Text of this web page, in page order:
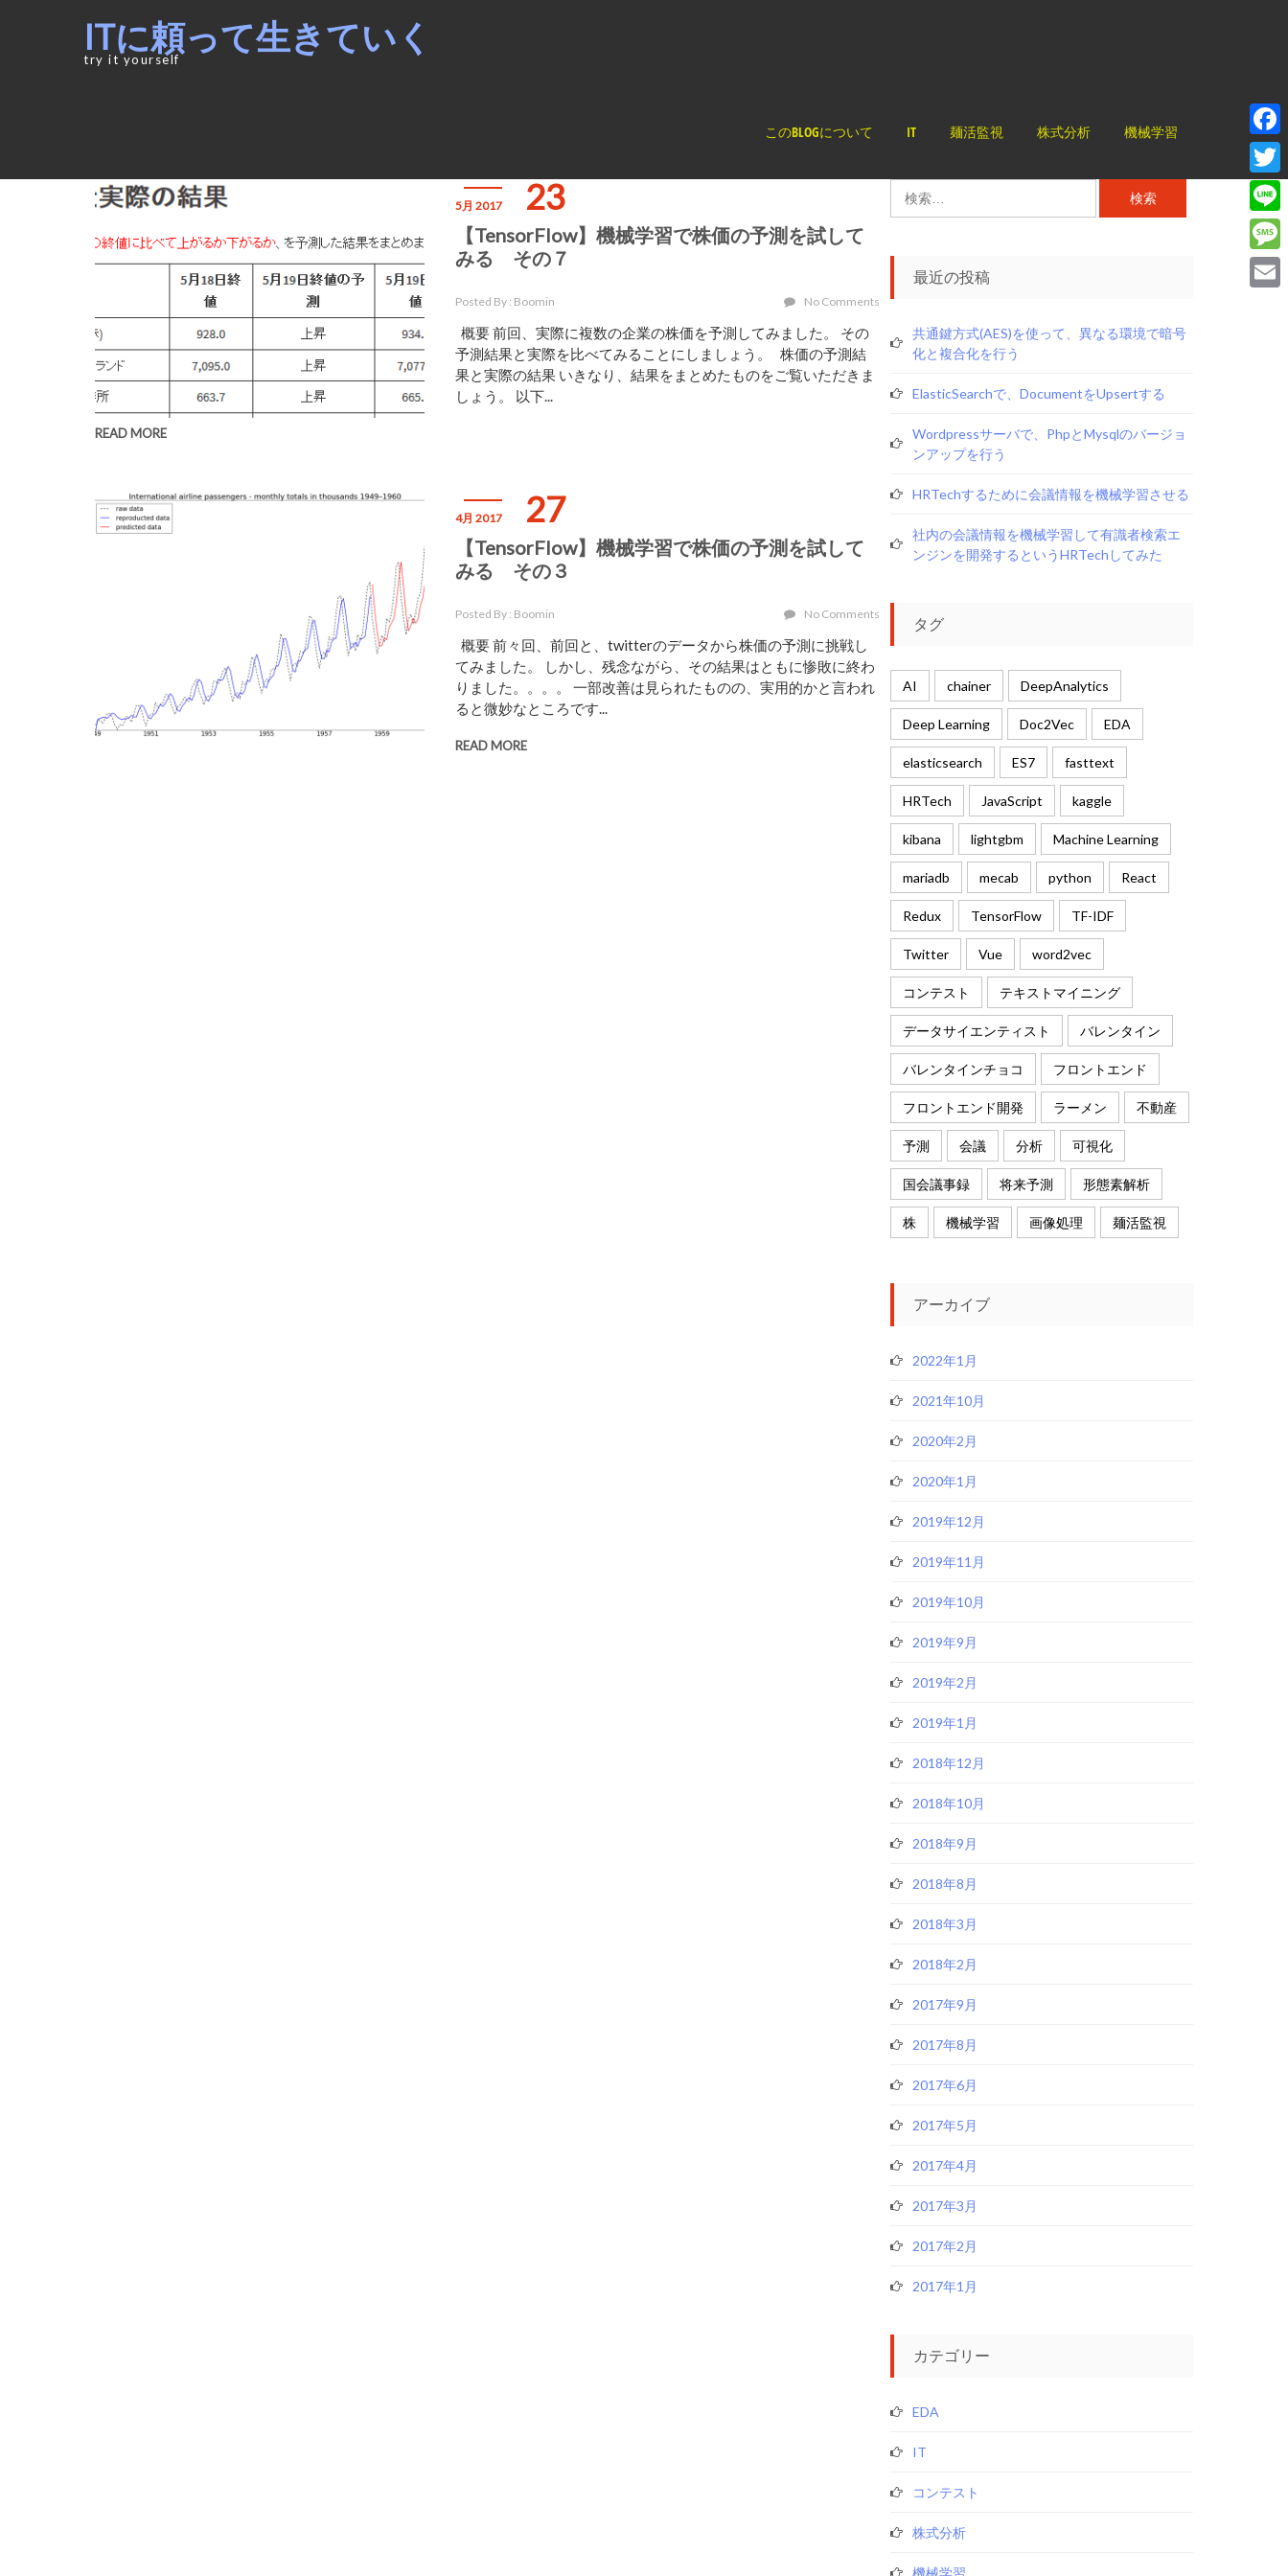
ITに頼って生きていく
try it yourself
このBLOGについて IT 麺活監視 株式分析 機械学習
5月 2017 23
【TensorFlow】機械学習で株価の予測を試して
みる その７
Posted By : Boomin No Comments
概要 前回、実際に複数の企業の株価を予測してみました。 その
予測結果と実際を比べてみることにしましょう。 株価の予測結
果と実際の結果 いきなり、結果をまとめたものをご覧いただきま
しょう。 以下...
READ MORE
4月 2017 27
【TensorFlow】機械学習で株価の予測を試して
みる その３
Posted By : Boomin No Comments
概要 前々回、前回と、twitterのデータから株価の予測に挑戦し
てみました。 しかし、残念ながら、その結果はともに惨敗に終わ
りました。。。。 一部改善は見られたものの、実用的かと言われ
ると微妙なところです...
READ MORE
索:
最近の投稿
共通鍵方式(AES)を使って、異なる環境で暗号
化と複合化を行う
ElasticSearchで、documentをupsertする
Wordpressサーバで、phpとmysqlのバージョ
ンアップを行う
HRTechするために会議情報を機械学習させる
社内の会議情報を機械学習して有識者検索エ
ンジンを開発するというHRTechしてみた
タグ
AI chainer DeepAnalytics
Deep Learning Doc2Vec EDA
elasticsearch ES7 fasttext
HRTech JavaScript kaggle
kibana lightgbm Machine Learning
mariadb mecab python React
Redux TensorFlow TF-IDF
Twitter Vue word2vec
コンテスト テキストマイニング
データサイエンティスト バレンタイン
バレンタインチョコ フロントエンド
フロントエンド開発 ラーメン 不動産
予測 会議 分析 可視化
国会議事録 将来予測 形態素解析
株 機械学習 画像処理 麺活監視
アーカイブ
2022年1月
2021年10月
2020年2月
2020年1月
2019年12月
2019年11月
2019年10月
2019年9月
2019年2月
2019年1月
2018年12月
2018年10月
2018年9月
2018年8月
2018年3月
2018年2月
2017年9月
2017年8月
2017年6月
2017年5月
2017年4月
2017年3月
2017年2月
2017年1月
カテゴリー
EDA
IT
コンテスト
株式分析
機械学習
Line